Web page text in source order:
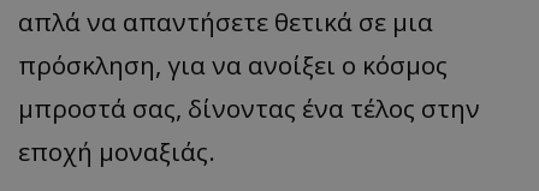
απλά να απαντήσετε θετικά σε μια
πρόσκληση, για να ανοίξει ο κόσμος
μπροστά σας, δίνοντας ένα τέλος στην
εποχή μοναξιάς.